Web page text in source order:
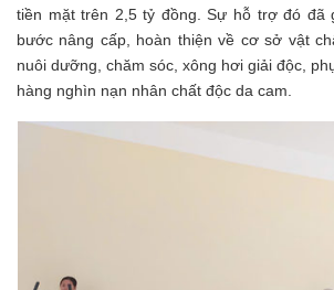
tiền mặt trên 2,5 tỷ đồng. Sự hỗ trợ đó đã
bước nâng cấp, hoàn thiện về cơ sở vật
nuôi dưỡng, chăm sóc, xông hơi giải độc,
hàng nghìn nạn nhân chất độc da cam.